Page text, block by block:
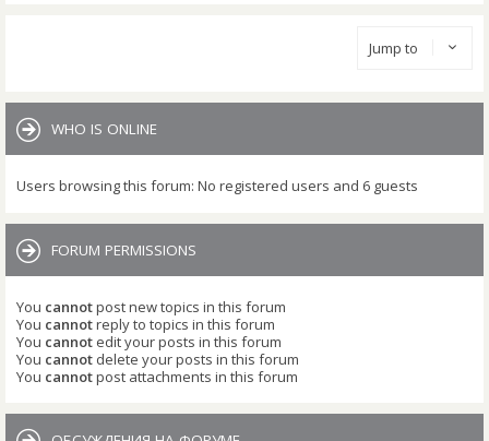
Jump to
WHO IS ONLINE
Users browsing this forum: No registered users and 6 guests
FORUM PERMISSIONS
You cannotpost new topics in this forum
You cannotreply to topics in this forum
You cannot edit your posts in this forum
You cannot delete your posts in this forum
You cannotpost attachments in this forum